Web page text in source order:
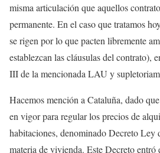
misma articulación que aquellos
permanente. En el caso que tratamos
se rigen por lo que pacten libremente
establezcan las cláusulas del contrato),
III de la mencionada LAU y
Hacemos mención a Cataluña, dado
en vigor para regular los precios de
habitaciones, denominado Decreto Ley
materia de vivienda. Este Decreto